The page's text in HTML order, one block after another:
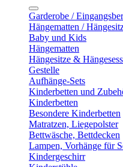
Garderobe /
Hängematten /
Baby und Kids
Hängematten
Hängesitze &
Gestelle
Aufhänge-Sets
Kinderbetten und
Kinderbetten
Besondere Kinderbetten
Matratzen, Liegepolster
Bettwäsche, Bettdecken
Lampen, Vorhänge für
Kindergeschirr